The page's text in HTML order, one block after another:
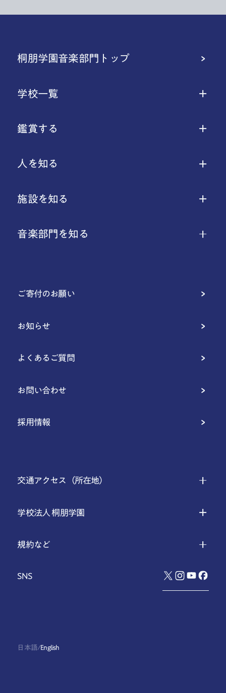
桐朋学園音楽部門トップ
学校一覧
鑑賞する
人を知る
施設を知る
音楽部門を知る
ご寄付のお願い
お知らせ
よくあるご質問
お問い合わせ
採用情報
交通アクセス（所在地）
学校法人 桐朋学園
規約など
SNS
日本語/English